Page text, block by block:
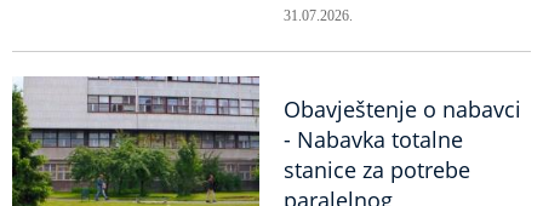
31.07.2026.
Obavještenje o nabavci
- Nabavka totalne
stanice za potrebe
paralelnog